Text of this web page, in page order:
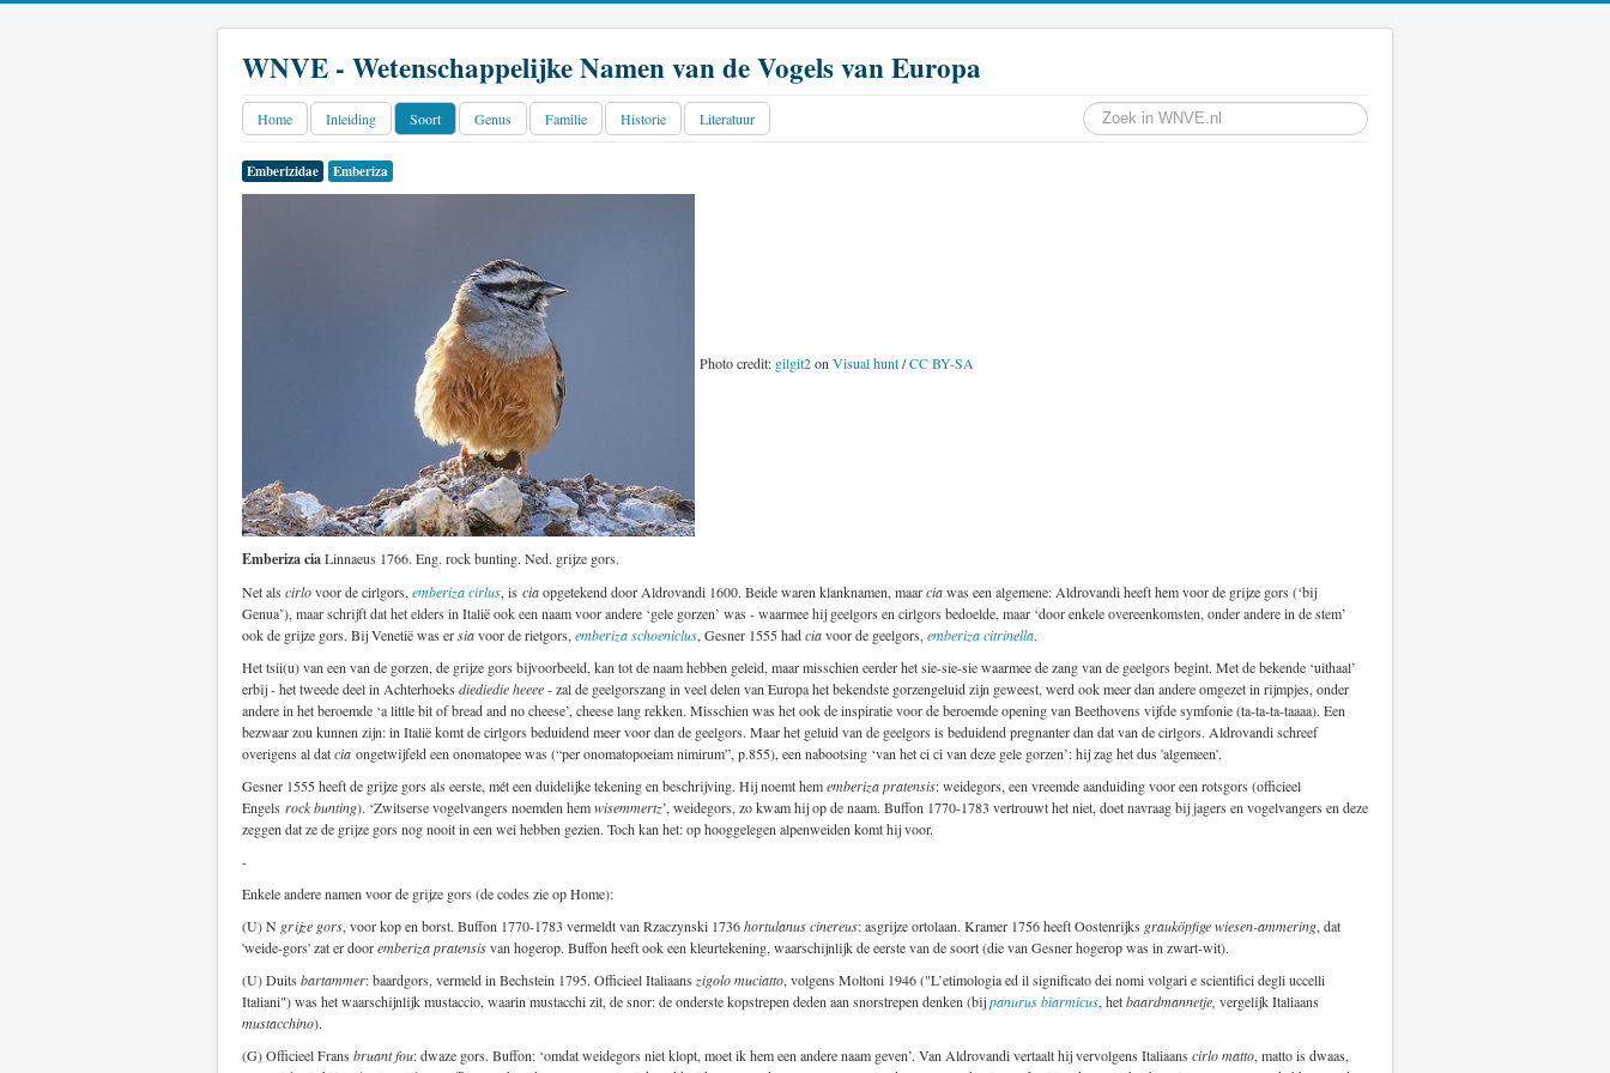
WNVE - Wetenschappelijke Namen van de Vogels van Europa
Home Inleiding Soort Genus Familie Historie Literatuur
Emberizidae Emberiza
Photo credit: gilgit2on Visual hunt/CC BY-SA
Emberiza ciaLinnaeus 1766. Eng. rock bunting. Ned. grijze gors.
Net als cirlovoor de cirlgors, emberiza cirlus, is ciaopgetekend door Aldrovandi 1600. Beide waren klanknamen, maarciawas een algemene: Aldrovandi heeft hem voor de grijze gors (‘bij
Genua’), maar schrijft dat het elders in Italië ook een naam voor andere ‘gele gorzen’ was - waarmee hij geelgors en cirlgors bedoelde, maar ‘door enkele overeenkomsten, onder andere in de stem’
ook de grijze gors. Bij Venetië was ersiavoor de rietgors, emberiza schoeniclus, Gesner 1555 hadciavoor de geelgors, emberiza citrinella.
Het tsii(u) van een van de gorzen, de grijze gors bijvoorbeeld, kan tot de naam hebben geleid, maar misschien eerder het sie-sie-sie waarmee de zang van de geelgors begint. Met de bekende ‘uithaal’
erbij - het tweede deel in Achterhoeks diediedie heeee- zal de geelgorszang in veel delen van Europa het bekendste gorzengeluid zijn geweest, werd ook meer dan andere omgezet in rijmpjes, onder
andere in het beroemde ‘a little bit of bread and no cheese’, cheese lang rekken. Misschien was het ook de inspiratie voor de beroemde opening van Beethovens vijfde symfonie (ta-ta-ta-taaaa). Een
bezwaar zou kunnen zijn: in Italië komt de cirlgors beduidend meer voor dan de geelgors. Maar het geluid van de geelgors is beduidend pregnanter dan dat van de cirlgors. Aldrovandi schreef
overigens al datcia ongetwijfeld een onomatopee was (“per onomatopoeiam nimirum”, p.855), een nabootsing ‘van het ci ci van deze gele gorzen’: hij zag het dus 'algemeen'.
Gesner 1555 heeft de grijze gors als eerste, mét een duidelijke tekening en beschrijving. Hij noemt hememberiza pratensis: weidegors, een vreemde aanduiding voor een rotsgors (officieel
Engels rock bunting). ‘Zwitserse vogelvangers noemden hemwisemmertz’, weidegors, zo kwam hij op de naam. Buffon 1770-1783 vertrouwt het niet, doet navraag bij jagers en vogelvangers en deze
zeggen dat ze de grijze gors nog nooit in een wei hebben gezien. Toch kan het: op hooggelegen alpenweiden komt hij voor.
-
Enkele andere namen voor de grijze gors (de codes zie op Home):
(U) N grijze gors, voor kop en borst. Buffon 1770-1783 vermeldt van Rzaczynski 1736hortulanus cinereus: asgrijze ortolaan. Kramer 1756 heeft Oostenrijks grauköpfige wiesen-ammering, dat
'weide-gors' zat er dooremberiza pratensisvan hogerop. Buffon heeft ook een kleurtekening, waarschijnlijk de eerste van de soort (die van Gesner hogerop was in zwart-wit).
(U) Duits bartammer: baardgors, vermeld in Bechstein 1795. Officieel Italiaans zigolo muciatto, volgens Moltoni 1946 ("L’etimologia ed il significato dei nomi volgari e scientifici degli uccelli
Italiani") was het waarschijnlijk mustaccio, waarin mustacchi zit, de snor: de onderste kopstrepen deden aan snorstrepen denken (bijpanurus biarmicus, hetbaardmannetje, vergelijk Italiaans
mustacchino).
(G) Officieel Frans bruant fou: dwaze gors. Buffon: ‘omdat weidegors niet klopt, moet ik hem een andere naam geven’. Van Aldrovandi vertaalt hij vervolgens Italiaans cirlo matto, matto is dwaas,